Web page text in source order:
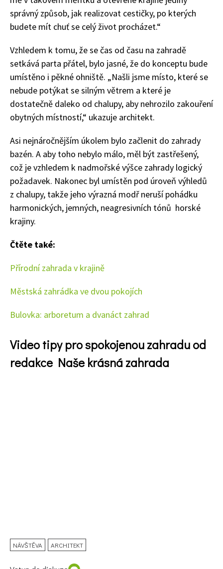
65 Kč
Objednat >
správný způsob, jak realizovat cestičky, po kterých
budete mít chuť se celý život procházet.“
Vzhledem k tomu, že se čas od času na zahradě
setkává parta přátel, bylo jasné, že do konceptu bude
umístěno i pěkné ohniště. „Našli jsme místo, které se
nebude potýkat se silným větrem a které je
dostatečně daleko od chalupy, aby nehrozilo zakouření
obytných místností,“ ukazuje architekt.
Asi nejnáročnějším úkolem bylo začlenit do zahrady
bazén. A aby toho nebylo málo, měl být zastřešený,
což je vzhledem k nadmořské výšce zahrady logický
požadavek. Nakonec byl umístěn pod úroveň výhledů
z chalupy, takže jeho výrazná modř neruší pohádku
harmonických, jemných, neagresivních tónů horské
krajiny.
Čtěte také:
Přírodní zahrada v krajině
Městská zahrádka ve dvou pokojích
Bulovka: arboretum a dvanáct zahrad
Video tipy pro spokojenou zahradu od
redakce Naše krásná zahrada
NÁVŠTĚVA ARCHITEKT